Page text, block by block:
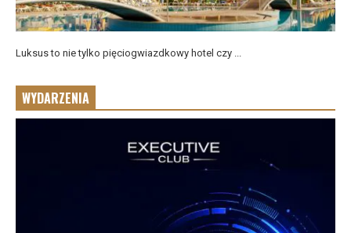
Luksus to nie tylko pięciogwiazdkowy hotel czy ...
WYDARZENIA